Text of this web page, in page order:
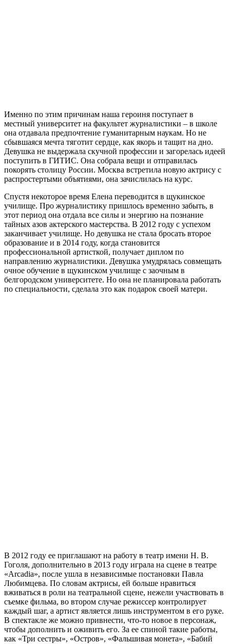
Именно по этим причинам наша героиня поступает в
местный университет на факультет журналистики – в школе
она отдавала предпочтение гуманитарным наукам. Но не
сбывшаяся мечта тяготит сердце, как якорь и тащит на дно.
Девушка не выдержала скучной профессии и загорелась идеей
поступить в ГИТИС. Она собрала вещи и отправилась
покорять столицу России. Москва встретила новую актрису с
распростертыми объятиями, она зачислилась на курс.
Спустя некоторое время Елена переводится в щукинское
училище. Про журналистику пришлось временно забыть, в
этот период она отдала все силы и энергию на познание
тайных азов актерского мастерства. В 2012 году с успехом
заканчивает училище. Но девушка не стала бросать второе
образование и в 2014 году, когда становится
профессиональной артисткой, получает диплом по
направлению журналистики. Девушка умудрялась совмещать
очное обучение в щукинском училище с заочным в
белгородском университете. Но она не планировала работать
по специальности, сделала это как подарок своей матери.
В 2012 году ее приглашают на работу в театр имени Н. В.
Гоголя, дополнительно в 2013 году играла на сцене в театре
«Arcadia», после ушла в независимые постановки Павла
Любимцева. По словам актрисы, ей больше нравиться
вживаться в роли на театральной сцене, нежели участвовать в
съемке фильма, во втором случае режиссер контролирует
каждый шаг, а артист является лишь инструментом в его руке.
В спектакле же можно привнести, что-то новое в персонаж,
чтобы дополнить и оживить его. За ее спиной такие работы,
как «Три сестры», «Остров», «Фальшивая монета», «Бабий